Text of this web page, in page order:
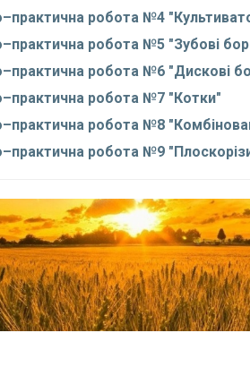
робота №4
робота №5 "Зубові
робота №6 "Дискові
робота №7 "Котки"
робота №8
робота №9